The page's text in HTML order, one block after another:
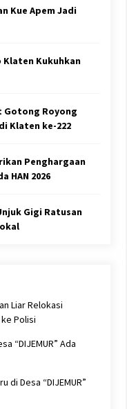
Kue Apem Jadi
Klaten Kukuhkan
Gotong Royong
Klaten ke-222
Penghargaan
HAN 2026
Gigi Ratusan
Liar Relokasi
Polisi
“DIJEMUR” Ada
di Desa “DIJEMUR”